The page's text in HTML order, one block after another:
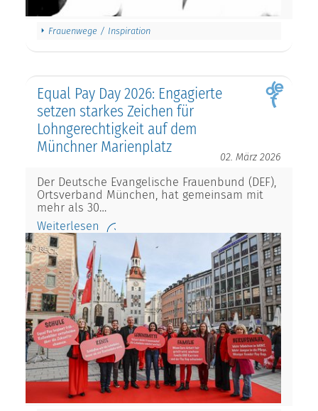
Frauenwege / Inspiration
Equal Pay Day 2026: Engagierte
setzen starkes Zeichen für
Lohngerechtigkeit auf dem
Münchner Marienplatz
02. März 2026
Der Deutsche Evangelische Frauenbund (DEF),
Ortsverband München, hat gemeinsam mit
mehr als 30…
Weiterlesen